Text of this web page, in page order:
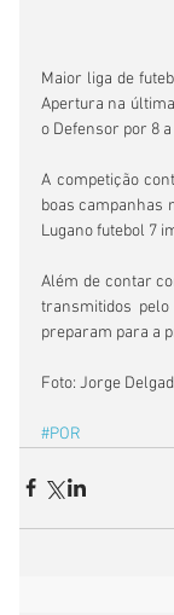
Maior liga de
Apertura na
o Defensor por 8
A competição
boas campanhas
Lugano futebol 7
Além de contar
transmitidos
preparam para a
Foto: Jorge
#POR